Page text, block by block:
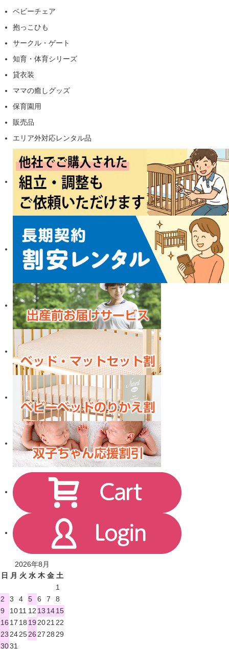
ベビーチェア
抱っこひも
サークル・ゲート
知育・体育シリーズ
貸衣装
ママの癒しグッズ
保育園用
販売品
エリア外対応レンタル品
2026年8月
日 月 火 水 木 金 土
1
2
3 4 5 6 7
8
9
1011 12 13 1415
16 17 18 19 2021 22
23 242526 27 28 29
3031